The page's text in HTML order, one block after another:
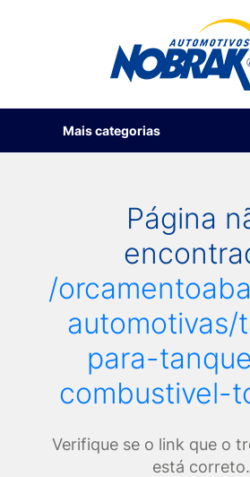
Mais categorias
Página
/
automotivas/
para-
combustivel-
Verifique se o link que o
está correto.